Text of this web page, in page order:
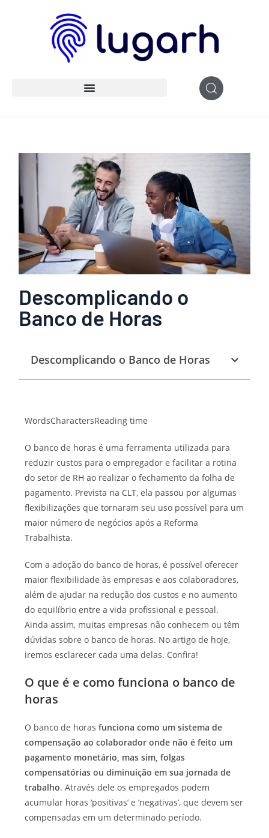
Descomplicando o
Banco de Horas
Descomplicando o Banco de Horas
WordsCharactersReading time
O banco de horas é uma ferramenta utilizada para
reduzir custos para o empregador e facilitar a rotina
do setor de RH ao realizar o fechamento da folha de
pagamento. Prevista na CLT, ela passou por algumas
flexibilizações que tornaram seu uso possível para um
maior número de negócios após a Reforma
Trabalhista.
Com a adoção do banco de horas, é possível oferecer
maior flexibilidade às empresas e aos colaboradores,
além de ajudar na redução dos custos e no aumento
do equilíbrio entre a vida profissional e pessoal.
Ainda assim, muitas empresas não conhecem ou têm
dúvidas sobre o banco de horas. No artigo de hoje,
iremos esclarecer cada uma delas. Confira!
O que é e como funciona o banco de
horas
O banco de horasfunciona como um sistema de
compensação ao colaborador onde não é feito um
pagamento monetário, mas sim, folgas
compensatórias ou diminuição em sua jornada de
trabalho. Através dele os empregados podem
acumular horas ‘positivas’ e ‘negativas’, que devem ser
compensadas em um determinado período.